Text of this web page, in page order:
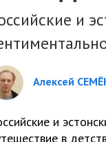
и
Алексей
и
в